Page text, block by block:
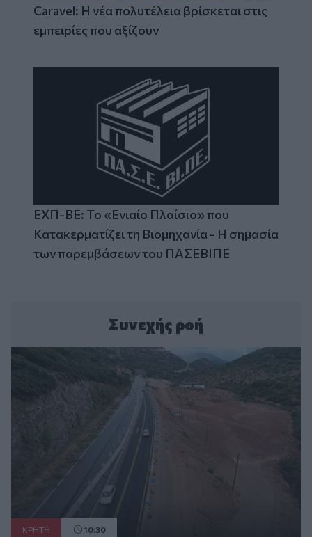
Caravel: Η νέα πολυτέλεια βρίσκεται στις
εμπειρίες που αξίζουν
ΕΧΠ-ΒΕ: Το «Ενιαίο Πλαίσιο» που
Κατακερματίζει τη Βιομηχανία - Η σημασία
των παρεμβάσεων του ΠΑΣΕΒΙΠΕ
Συνεχής ροή
ΚΡΗΤΗ 10:30